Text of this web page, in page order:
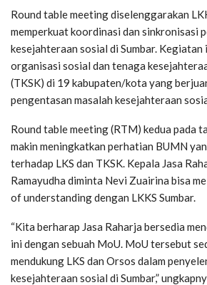
Round table meeting diselenggarakan
memperkuat koordinasi dan sinkronisasi
kesejahteraan sosial di Sumbar. Kegiatan
organisasi sosial dan tenaga
(TKSK) di 19 kabupaten/kota yang
pengentasan masalah kesejahteraan
Round table meeting (RTM) kedua pada
makin meningkatkan perhatian BUMN
terhadap LKS dan TKSK. Kepala Jasa
Ramayudha diminta Nevi Zuairina bisa
of understanding dengan LKKS Sumbar.
“Kita berharap Jasa Raharja bersedia
ini dengan sebuah MoU. MoU tersebut
mendukung LKS dan Orsos dalam
kesejahteraan sosial di Sumbar,”